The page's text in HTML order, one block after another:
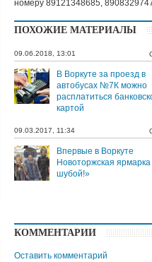
номеру 89121348685,
ПОХОЖИЕ МАТЕРИАЛЫ
09.06.2018, 13:01
В Воркуте за проезд в
автобусах №7К можно
расплатиться
картой
09.03.2017, 11:34
Впервые в Воркуте
Новоторжская
шубой!»
КОММЕНТАРИИ
Оставить комментарий